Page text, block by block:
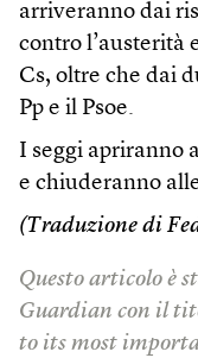
arriveranno dai
contro l’austerità
Cs, oltre che dai
Pp e il Psoe.
I seggi apriranno
e chiuderanno
(Traduzione di
Questo articolo è
Guardian con il
to its most